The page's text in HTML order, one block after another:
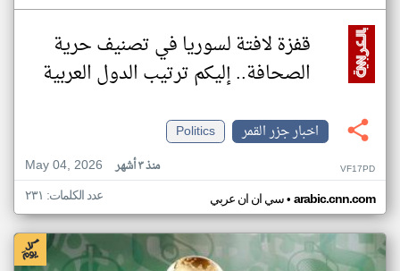
قفزة لافتة لسوريا في تصنيف حرية
الصحافة.. إليكم ترتيب الدول العربية
اخبار جزر القمر
Politics
May 04, 2026
منذ ٣ أشهر VF17PD
سي ان ان عربي• arabic.cnn.com عدد الكلمات: ٢٣١